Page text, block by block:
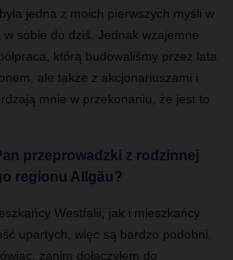
jedna z moich pierwszych myśli w
sobie do dziś. Jednak wzajemne
którą budowaliśmy przez lata
ale także z akcjonariuszami i
mnie w przekonaniu, że jest to
przeprowadzki z rodzinnej
regionu Allgäu?
Westfalii, jak i mieszkańcy
upartych, więc są bardzo podobni.
zanim dołączyłem do